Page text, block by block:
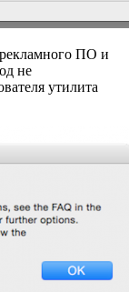
рекламного ПО и
не
утилита